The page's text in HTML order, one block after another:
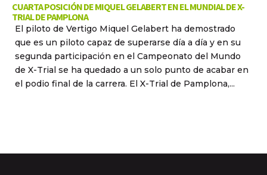
CUARTA POSICIÓN DE MIQUEL GELABERT EN EL MUNDIAL DE X-
TRIAL DE PAMPLONA
El piloto de Vertigo Miquel Gelabert ha demostrado
que es un piloto capaz de superarse día a día y en su
segunda participación en el Campeonato del Mundo
de X-Trial se ha quedado a un solo punto de acabar en
el podio final de la carrera. El X-Trial de Pamplona,...